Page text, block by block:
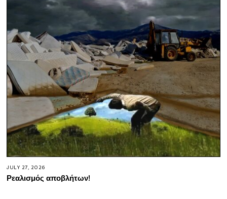
JULY 27, 2026
Ρεαλισμός αποβλήτων!